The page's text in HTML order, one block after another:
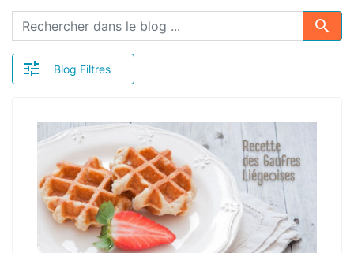
Search
Blog Filtres